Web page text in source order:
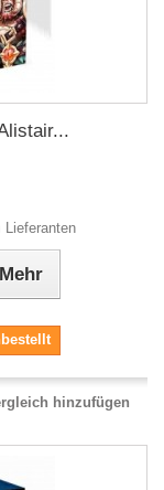
Lieferanten
Mehr
hinzufügen